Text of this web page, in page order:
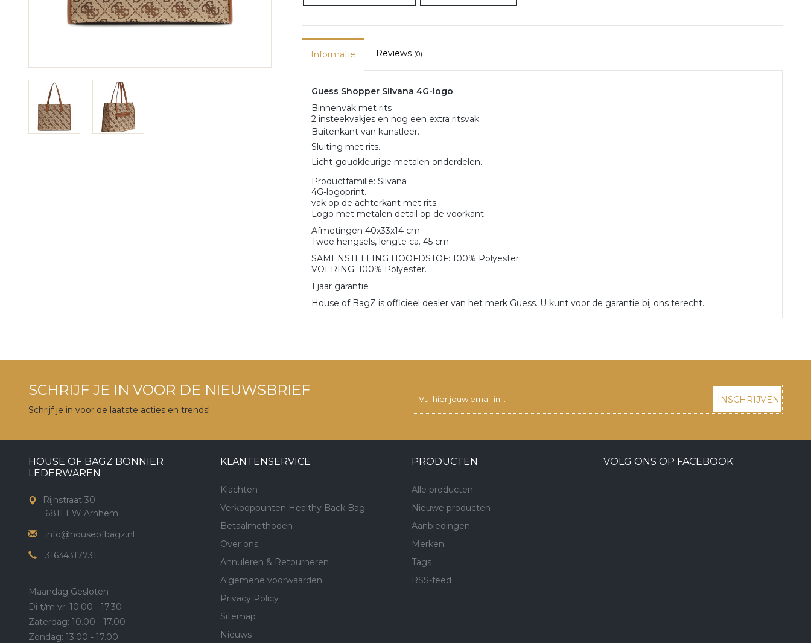
Informatie Reviews (0)
Guess Shopper Silvana 4G-logo
Binnenvak met rits
2 insteekvakjes en nog een extra ritsvak
Buitenkant van kunstleer.
Sluiting met rits.
Licht-goudkleurige metalen onderdelen.
Productfamilie: Silvana
4G-logoprint.
vak op de achterkant met rits.
Logo met metalen detail op de voorkant.
Afmetingen 40x33x14 cm
Twee hengsels, lengte ca. 45 cm
SAMENSTELLING HOOFDSTOF: 100% Polyester;
VOERING: 100% Polyester.
1 jaar garantie
House of BagZ is officieel dealer van het merk Guess. U kunt voor de garantie bij ons terecht.
SCHRIJF JE IN VOOR DE NIEUWSBRIEF
Schrijf je in voor de laatste acties en trends!
INSCHRIJVEN
HOUSE OF BAGZ BONNIER
LEDERWAREN
Rijnstraat 30
6811 EW Arnhem
info@houseofbagz.nl
31634317731
Maandag Gesloten
Di t/m vr: 10.00 - 17.30
Zaterdag: 10.00 - 17.00
Zondag: 13.00 - 17.00
KLANTENSERVICE
Klachten
Verkooppunten Healthy Back Bag
Betaalmethoden
Over ons
Annuleren & Retourneren
Algemene voorwaarden
Privacy Policy
Sitemap
Nieuws
PRODUCTEN
Alle producten
Nieuwe producten
Aanbiedingen
Merken
Tags
RSS-feed
VOLG ONS OP FACEBOOK